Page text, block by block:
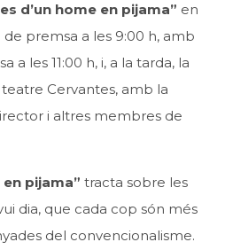
d’un home en pijama” en
de premsa a les 9:00 h, amb
a les 11:00 h, i, a la tarda, la
Cervantes, amb la
i altres membres de
pijama” tracta sobre les
dia, que cada cop són més
del convencionalisme.